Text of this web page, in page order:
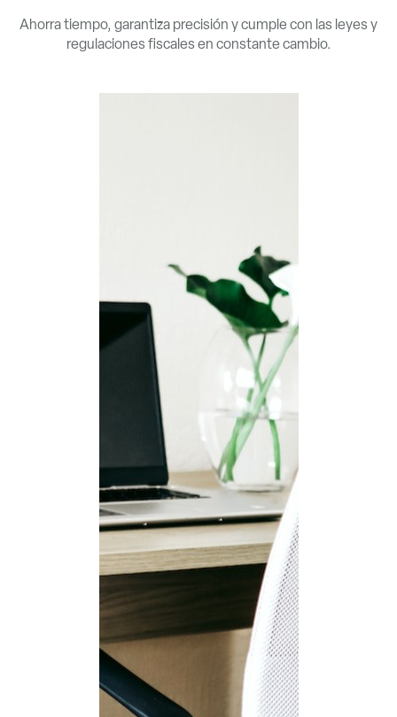
Ahorra tiempo, garantiza precisión y cumple con las leyes y
regulaciones fiscales en constante cambio.